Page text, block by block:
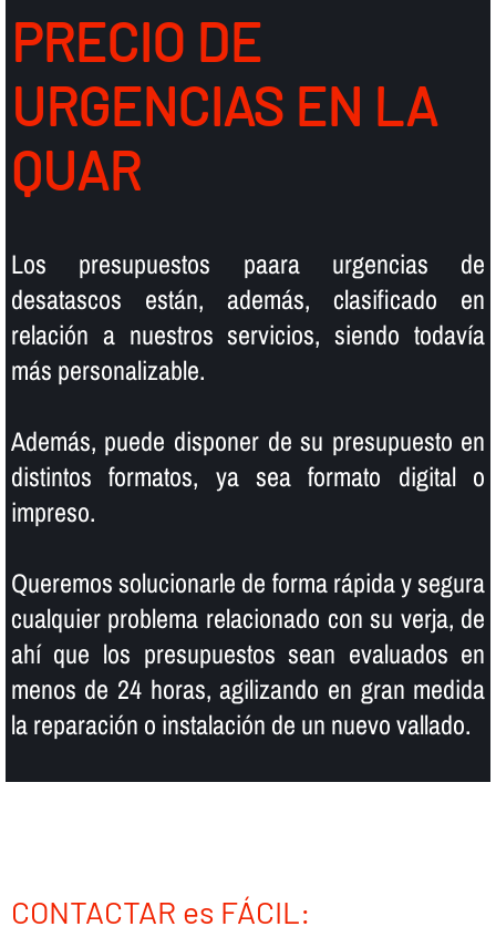
PRECIO DE
URGENCIAS EN LA
QUAR
Los presupuestos paara urgencias de
desatascos están, además, clasificado en
relación a nuestros servicios, siendo todaví­a
más personalizable.
Además, puede disponer de su presupuesto en
distintos formatos, ya sea formato digital o
impreso.
Queremos solucionarle de forma rápida y segura
cualquier problema relacionado con su verja, de
ahí­ que los presupuestos sean evaluados en
menos de 24 horas, agilizando en gran medida
la reparación o instalación de un nuevo vallado.
CONTACTAR es FÁCIL: